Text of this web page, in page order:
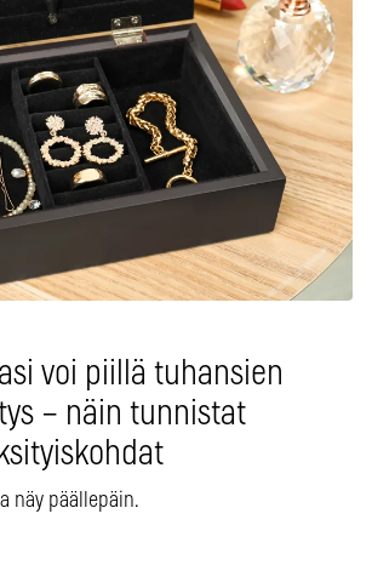
voi piillä tuhansien
– näin tunnistat
näy päällepäin.